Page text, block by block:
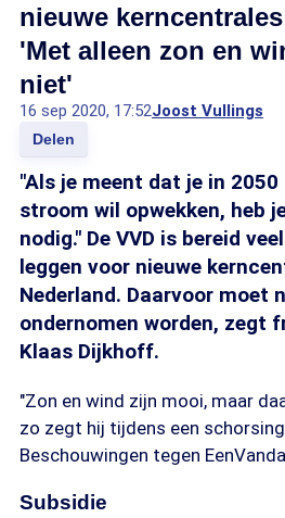
nieuwe
'Met alleen zon en
niet'
16 sep 2020, 17:52Joost Vullings
Delen
"Als je meent dat je in
stroom wil opwekken, heb
nodig." De VVD is bereid
leggen voor nieuwe
Nederland. Daarvoor moet
ondernomen worden, zegt
Klaas Dijkhoff.
"Zon en wind zijn mooi, maar
zo zegt hij tijdens een
Beschouwingen tegen
Subsidie